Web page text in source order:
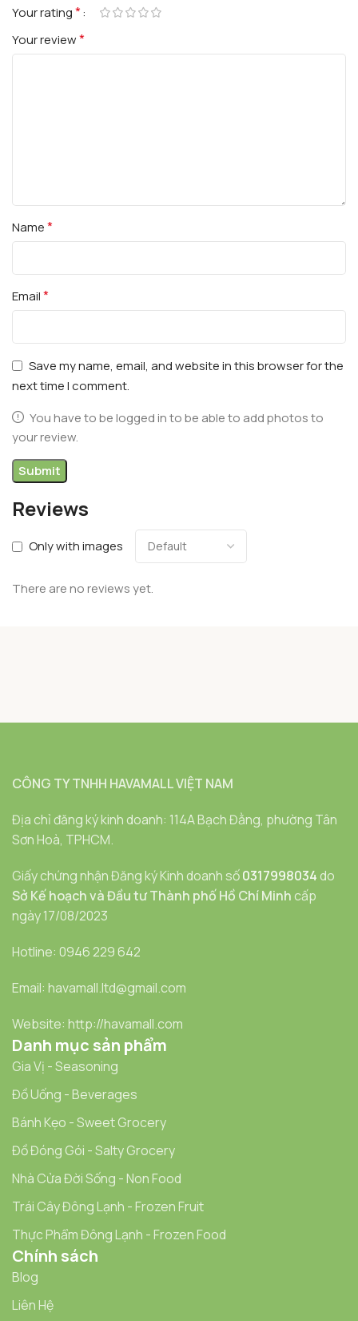
Reviews
Only with images
There are no reviews yet.
Your rating*
Your review*
Name*
Email*
Save my name, email, and website in this browser for the
next time I comment.
You have to be logged in to be able to add photos to
your review.
CÔNG TY TNHH HAVAMALL VIỆT NAM
Địa chỉ đăng ký kinh doanh: 114A Bạch Đằng, phường Tân
Sơn Hoà, TPHCM.
Giấy chứng nhận Đăng ký Kinh doanh số0317998034 do
Sở Kế hoạch và Đầu tư Thành phố Hồ Chí Minh cấp
ngày 17/08/2023
Hotline: 0946 229 642
Email: havamall.ltd@gmail.com
Website: http://havamall.com
Danh mục sản phẩm
Gia Vị - Seasoning
Đồ Uống - Beverages
Bánh Kẹo - Sweet Grocery
Đồ Đóng Gói - Salty Grocery
Nhà Cửa Đời Sống - Non Food
Trái Cây Đông Lạnh - Frozen Fruit
Thực Phẩm Đông Lạnh - Frozen Food
Chính sách
Blog
Liên Hệ